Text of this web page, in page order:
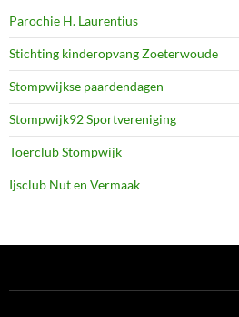
Parochie H. Laurentius
Stichting kinderopvang Zoeterwoude
Stompwijkse paardendagen
Stompwijk92 Sportvereniging
Toerclub Stompwijk
Ijsclub Nut en Vermaak